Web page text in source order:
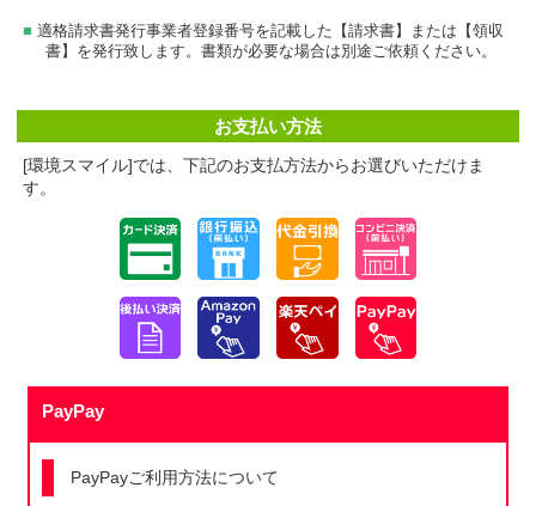
適格請求書発行事業者登録番号を記載した【請求書】または【領収
書】を発行致します。書類が必要な場合は別途ご依頼ください。
お支払い方法
[環境スマイル]では、下記のお支払方法からお選びいただけま
す。
PayPay
PayPayご利用方法について